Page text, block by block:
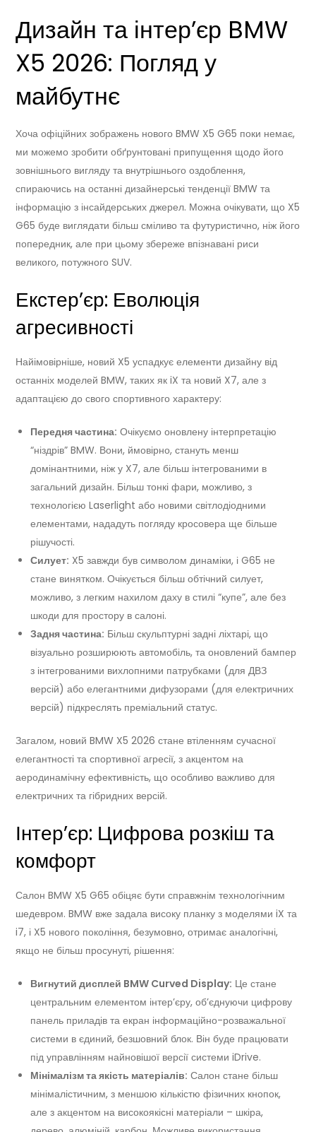
Дизайн та інтер’єр BMW
X5 2026: Погляд у
майбутнє
Хоча офіційних зображень нового BMW X5 G65 поки немає,
ми можемо зробити обґрунтовані припущення щодо його
зовнішнього вигляду та внутрішнього оздоблення,
спираючись на останні дизайнерські тенденції BMW та
інформацію з інсайдерських джерел. Можна очікувати, що X5
G65 буде виглядати більш сміливо та футуристично, ніж його
попередник, але при цьому збереже впізнавані риси
великого, потужного SUV.
Екстер’єр: Еволюція
агресивності
Найімовірніше, новий X5 успадкує елементи дизайну від
останніх моделей BMW, таких як iX та новий X7, але з
адаптацією до свого спортивного характеру:
Передня частина: Очікуємо оновлену інтерпретацію
“ніздрів” BMW. Вони, ймовірно, стануть менш
домінантними, ніж у X7, але більш інтегрованими в
загальний дизайн. Більш тонкі фари, можливо, з
технологією Laserlight або новими світлодіодними
елементами, нададуть погляду кросовера ще більше
рішучості.
Силует: X5 завжди був символом динаміки, і G65 не
стане винятком. Очікується більш обтічний силует,
можливо, з легким нахилом даху в стилі “купе”, але без
шкоди для простору в салоні.
Задня частина: Більш скульптурні задні ліхтарі, що
візуально розширюють автомобіль, та оновлений бампер
з інтегрованими вихлопними патрубками (для ДВЗ
версій) або елегантними дифузорами (для електричних
версій) підкреслять преміальний статус.
Загалом, новий BMW X5 2026 стане втіленням сучасної
елегантності та спортивної агресії, з акцентом на
аеродинамічну ефективність, що особливо важливо для
електричних та гібридних версій.
Інтер’єр: Цифрова розкіш та
комфорт
Салон BMW X5 G65 обіцяє бути справжнім технологічним
шедевром. BMW вже задала високу планку з моделями iX та
i7, і X5 нового покоління, безумовно, отримає аналогічні,
якщо не більш просунуті, рішення:
Вигнутий дисплей BMW Curved Display: Це стане
центральним елементом інтер’єру, об’єднуючи цифрову
панель приладів та екран інформаційно-розважальної
системи в єдиний, безшовний блок. Він буде працювати
під управлінням найновішої версії системи iDrive.
Мінімалізм та якість матеріалів: Салон стане більш
мінімалістичним, з меншою кількістю фізичних кнопок,
але з акцентом на високоякісні матеріали – шкіра,